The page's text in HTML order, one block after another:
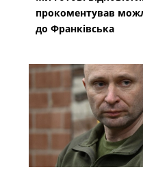
прокоментував
до Франківська